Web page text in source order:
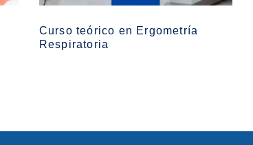
Curso teórico en Ergometría
Respiratoria